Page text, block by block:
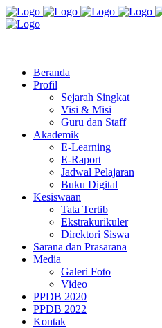
Beranda
Profil
Sejarah Singkat
Visi & Misi
Guru dan Staff
Akademik
E-Learning
E-Raport
Jadwal Pelajaran
Buku Digital
Kesiswaan
Tata Tertib
Ekstrakurikuler
Direktori Siswa
Sarana dan Prasarana
Media
Galeri Foto
Video
PPDB 2020
PPDB 2022
Kontak